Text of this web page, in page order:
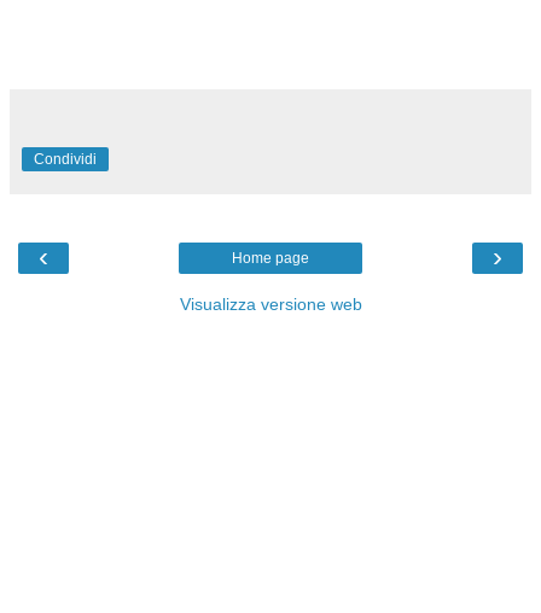
Condividi
‹ ›
Home page
Visualizza versione web